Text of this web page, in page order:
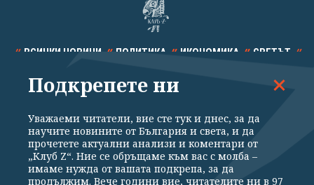
ВСИЧКИ НОВИНИ ПОЛИТИКА ИКОНОМИКА СВЕТЪТ
СПОРТ КУЛТУРА ТЕХНОЛОГИИ КАЛЕЙДОСКОП
Подкрепете ни
Уважаеми читатели, вие сте тук и днес, за да
научите новините от България и света, и да
прочетете актуални анализи и коментари от
„Клуб Z“. Ние се обръщаме към вас с молба –
имаме нужда от вашата подкрепа, за да
продължим. Вече години вие, читателите ни в 97